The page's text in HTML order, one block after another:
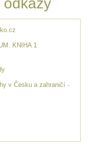
KNIHA 1
v Česku a zahraničí -